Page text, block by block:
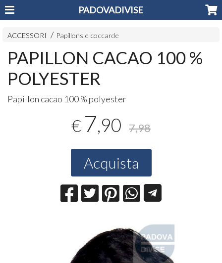
PADOVADIVISE
ACCESSORI Papillons e coccarde
PAPILLON CACAO 100 %
POLYESTER
Papillon cacao 100 % polyester
€ 7,90 7,98
Acquista